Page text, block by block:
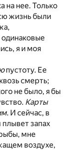
на нее. Только
жизнь были
я и моя
пустоту. Ее
смерть;
не было, я бы
Карты
. И сейчас, в
запах
мне
воздухе,